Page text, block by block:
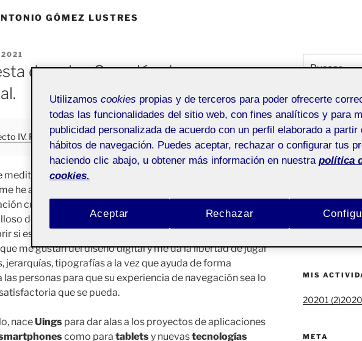
GÓMEZ LUSTRES
de valor. Creación de marca
IV. Portfolio aula 1 Pública
meditarlo mucho y pasar por diferentes fases de selección
he acabado decantando por lo que siempre me da esa
cuando acabo un trabajo relacionado con ello y me
del resultado. Es eldiseño UI/UX
y, aunque aún tenga
si es mi “
me gustan del diseño digital y me da la libertad de jugar
jerarquías, tipografías a la vez que ayuda de forma
las personas para que su experiencia de navegación sea lo
que se pueda.
naceUings para dar alas a los proyectos de aplicaciones
como para tabletsy nuevastecnologías
ACTIFOLIO
Propuesta de
Debate PEC1
Debate – PEC
MIS
20201 (2)
META
Utilizamos cookies propias y de terceros para poder ofrecerte
todas las funcionalidades del sitio web, con fines analíticos y para
publicidad personalizada de acuerdo con un perfil elaborado a partir
hábitos de navegación. Puedes aceptar, rechazar o configurar tus
haciendo clic abajo, u obtener más información en nuestra política
cookies.
Rechazar
Aceptar